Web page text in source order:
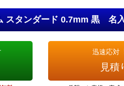
スタンダード 0.7mm 黒 名
迅速応対
見積